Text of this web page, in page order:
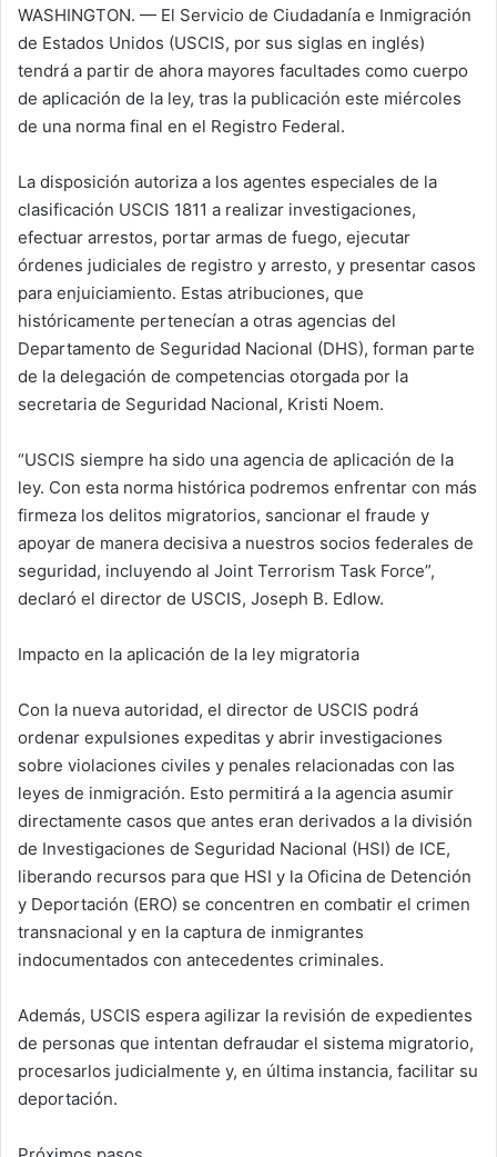
WASHINGTON. — El Servicio de Ciudadanía e Inmigración
de Estados Unidos (USCIS, por sus siglas en inglés)
tendrá a partir de ahora mayores facultades como cuerpo
de aplicación de la ley, tras la publicación este miércoles
de una norma final en el Registro Federal.
La disposición autoriza a los agentes especiales de la
clasificación USCIS 1811 a realizar investigaciones,
efectuar arrestos, portar armas de fuego, ejecutar
órdenes judiciales de registro y arresto, y presentar casos
para enjuiciamiento. Estas atribuciones, que
históricamente pertenecían a otras agencias del
Departamento de Seguridad Nacional (DHS), forman parte
de la delegación de competencias otorgada por la
secretaria de Seguridad Nacional, Kristi Noem.
“USCIS siempre ha sido una agencia de aplicación de la
ley. Con esta norma histórica podremos enfrentar con más
firmeza los delitos migratorios, sancionar el fraude y
apoyar de manera decisiva a nuestros socios federales de
seguridad, incluyendo al Joint Terrorism Task Force”,
declaró el director de USCIS, Joseph B. Edlow.
Impacto en la aplicación de la ley migratoria
Con la nueva autoridad, el director de USCIS podrá
ordenar expulsiones expeditas y abrir investigaciones
sobre violaciones civiles y penales relacionadas con las
leyes de inmigración. Esto permitirá a la agencia asumir
directamente casos que antes eran derivados a la división
de Investigaciones de Seguridad Nacional (HSI) de ICE,
liberando recursos para que HSI y la Oficina de Detención
y Deportación (ERO) se concentren en combatir el crimen
transnacional y en la captura de inmigrantes
indocumentados con antecedentes criminales.
Además, USCIS espera agilizar la revisión de expedientes
de personas que intentan defraudar el sistema migratorio,
procesarlos judicialmente y, en última instancia, facilitar su
deportación.